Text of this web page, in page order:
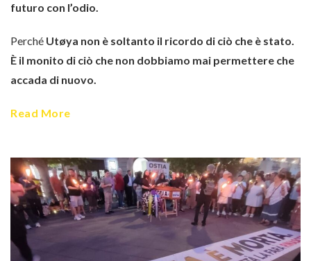
futuro con l’odio.
Perché Utøya non è soltanto il ricordo di ciò che è stato.
È il monito di ciò che non dobbiamo mai permettere che
accada di nuovo.
Read More